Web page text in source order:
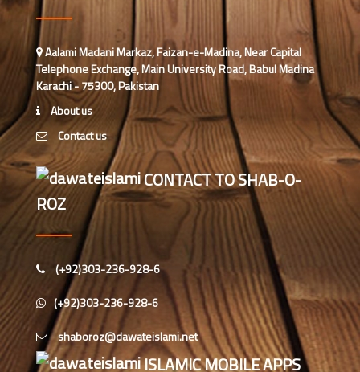
احمد رضا ہاشمی (درجہ خامسہ مرکزی
جامعۃ المدينہ فيضان عثمان غنى،
کراچی،پاکستان)
ارشد علی عطاری (درجہ خامسہ
مرکزی جامعۃ المدینہ فیضانِ مدینہ،
کراچی،پاکستان)
عبدالرؤف (درجہ سابعہ جامعۃ المدینہ
فیضان بغداد ،کراچی،پاکستان)
عبد الرسول (درجہ خامسہ مرکزی
جامعۃ المدینہ فیضان مدینہ ،کراچی
،پاکستان)
مدنی رضا(درجہ سادسہ مرکز ی جامعۃ
المدینہ فیضان مدینہ ،کراچی،پاکستان)
حافظ محمد مصطفٰی عطاری (درجہ سادسہ
مرکزی جامعۃالمدينہ فیضان مدینہ،
کراچی،پاکستان)
Aalami Madani Markaz, Faizan-e-Madina, Near Capital
Telephone Exchange, Main University Road, Babul Madina
Karachi - 75300, Pakistan
About us
Contact us
CONTACT TO SHAB-O-
ROZ
(+92)303-236-928-6
(+92)303-236-928-6
ISLAMIC MOBILE APPS